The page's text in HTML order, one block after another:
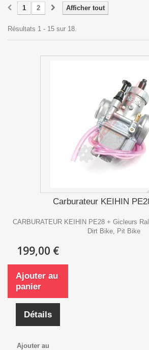
Afficher tout
1 2
Résultats 1 - 15 sur 18.
Carburateur KEIHIN
CARBURATEUR KEIHIN PE28 + Gicleurs
Dirt Bike, Pit Bike
199,00 €
Ajouter au
panier
Détails
Ajouter au